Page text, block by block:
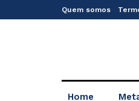
Quem somos
Home